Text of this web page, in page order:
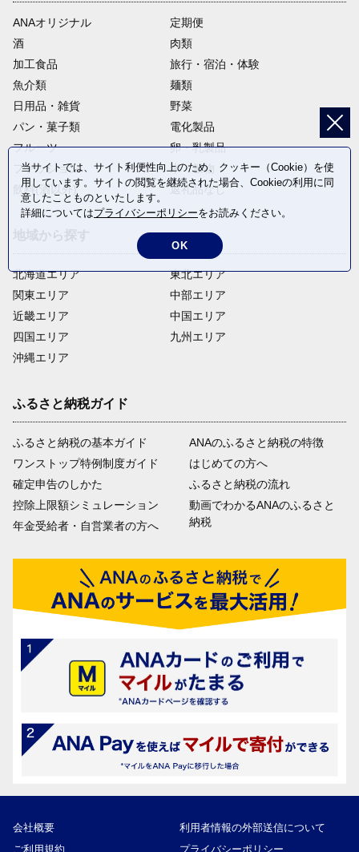
ANAオリジナル
定期便
酒
肉類
加工食品
旅行・宿泊・体験
魚介類
麺類
日用品・雑貨
野菜
パン・菓子類
電化製品
フルーツ
卵・乳製品
ファッション
米・穀物
飲料(酒以外)
返礼品なし
北海道エリア
関東エリア
近畿エリア
四国エリア
沖縄エリア
東北エリア
中部エリア
中国エリア
九州エリア
ふるさと納税ガイド
ふるさと納税の基本ガイド
ワンストップ特例制度ガイド
確定申告のしかた
控除上限額シミュレーション
年金受給者・自営業者の方へ
ANAのふるさと納税の特徴
はじめての方へ
ふるさと納税の流れ
動画でわかるANAのふるさと
納税
会社概要
利用者情報の外部送信について
ご利用規約
プライバシーポリシー
当サイトでは、サイト利便性向上のため、クッキー（Cookie）を使
用しています。サイトの閲覧を継続された場合、Cookieの利用に同
意したことものといたします。
詳細についてはプライバシーポリシーをお読みください。
OK